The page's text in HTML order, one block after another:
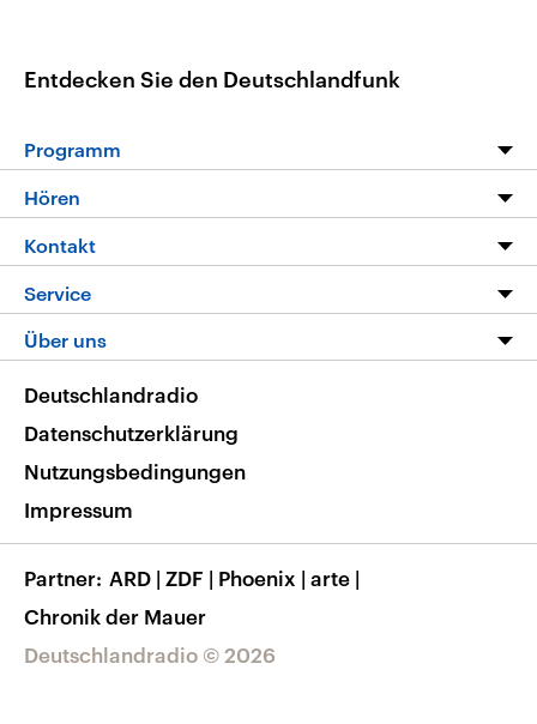
Entdecken Sie den Deutschlandfunk
Programm
Die Nachrichten
Nachrichtenleicht
Neue Beiträge auf dlf.de
Hören
Livestream
Podcasts
Deutschlandfunk App
Nachrichten App
Frequenzen
Kontakt
Service
FAQ
Veranstaltungen
Musikliste
RSS
Über uns
Barrierefreiheit
Deutschlandradio © 2026
Deutschlandradio
Datenschutzerklärung
Nutzungsbedingungen
Impressum
Partner ARD | ZDF | Phoenix | arte |
Chronik der Mauer